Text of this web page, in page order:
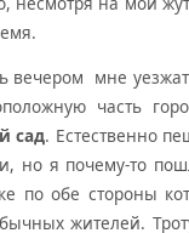
вечером мне
часть
сад. Естественно
но я почему-то
по обе стороны
жителей.